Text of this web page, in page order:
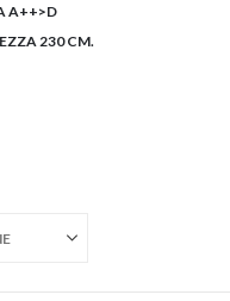
A++>D
230 CM.